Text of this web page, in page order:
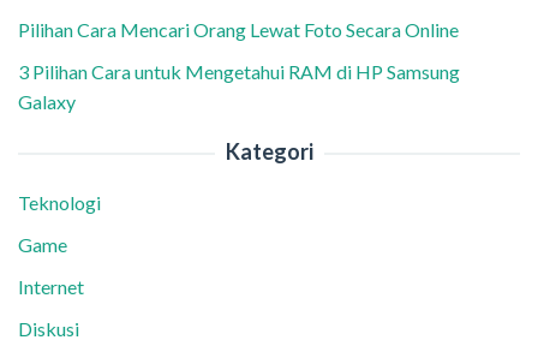
Pilihan Cara Mencari Orang Lewat Foto Secara Online
3 Pilihan Cara untuk Mengetahui RAM di HP Samsung
Galaxy
Kategori
Teknologi
Game
Internet
Diskusi